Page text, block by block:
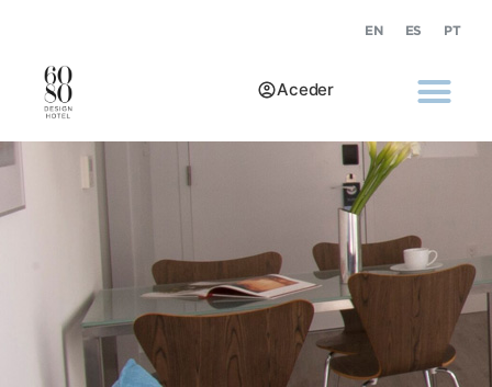
EN ES PT
Aceder